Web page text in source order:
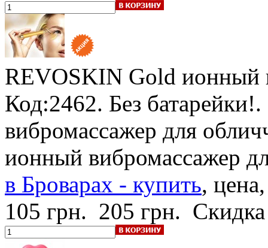
REVOSKIN Gold ионный
Код:2462. Без батарейки!.
вибромассажер для
ионный вибромассажер
в Броварах - купить,
105 грн. 205 грн.